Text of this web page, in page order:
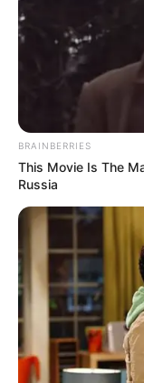
BRAINBERRIES
This Movie Is The
Russia